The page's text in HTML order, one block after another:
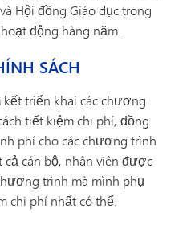
Hội đồng Giáo dục trong
động hàng năm.
SÁCH
kết triển khai các chương
tiết kiệm chi phí, đồng
phí cho các chương trình
cán bộ, nhân viên được
trình mà mình phụ
chi phí nhất có thể.